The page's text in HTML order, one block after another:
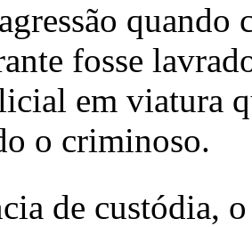
fosse
em viatura
o criminoso.
de custódia,